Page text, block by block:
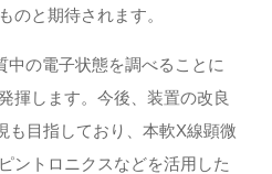
のと期待されます。
中の電子状態を調べることに
揮します。今後、装置の改良
も目指しており、本軟X線顕微
ントロニクスなどを活用した